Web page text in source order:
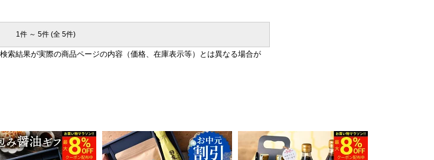
1件 ～ 5件 (全 5件)
索結果が実際の商品ページの内容（価格、在庫表示等）とは異なる場合が